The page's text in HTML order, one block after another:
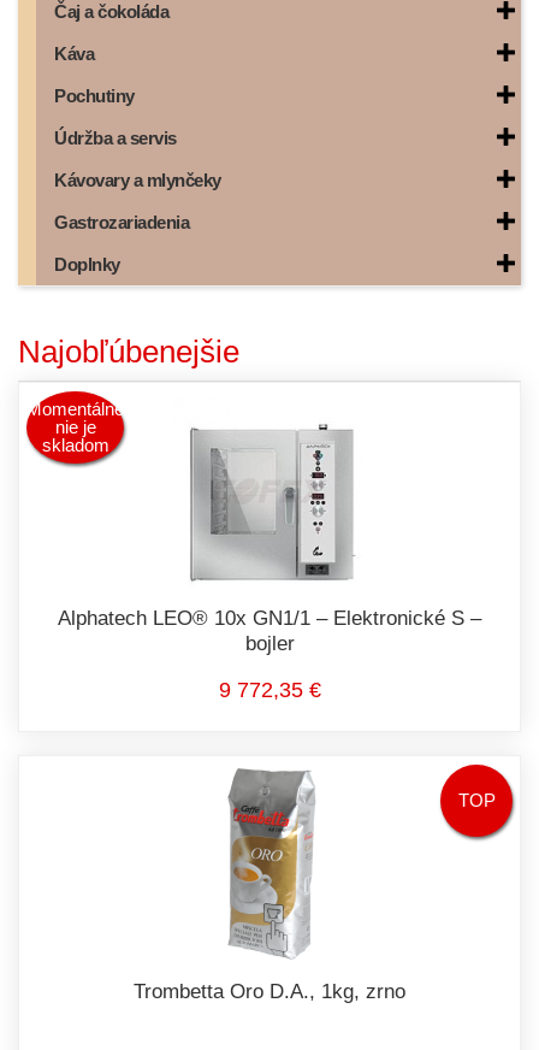
Čaj a čokoláda
Káva
Pochutiny
Údržba a servis
Kávovary a mlynčeky
Gastrozariadenia
Doplnky
Najobľúbenejšie
Momentálne
nie je
skladom
Alphatech LEO® 10x GN1/1 – Elektronické S –
bojler
9 772,35 €
TOP
Trombetta Oro D.A., 1kg, zrno